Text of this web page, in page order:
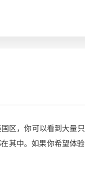
区，你可以看到大量只
其中。如果你希望体验